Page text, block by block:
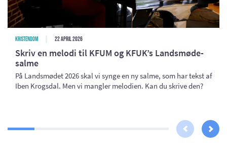
Kristendom 22 april 2026
Skriv en melodi til KFUM og KFUK’s Landsmøde-
salme
På Landsmødet 2026 skal vi synge en ny salme, som har tekst af
Iben Krogsdal. Men vi mangler melodien. Kan du skrive den?